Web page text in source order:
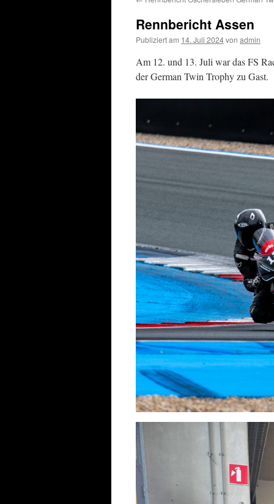
springen
Rennbericht Assen
Publiziert am 14. Juli 2024von admin
Am 12. und 13. Juli war das FS
der German Twin Trophy zu Gast.